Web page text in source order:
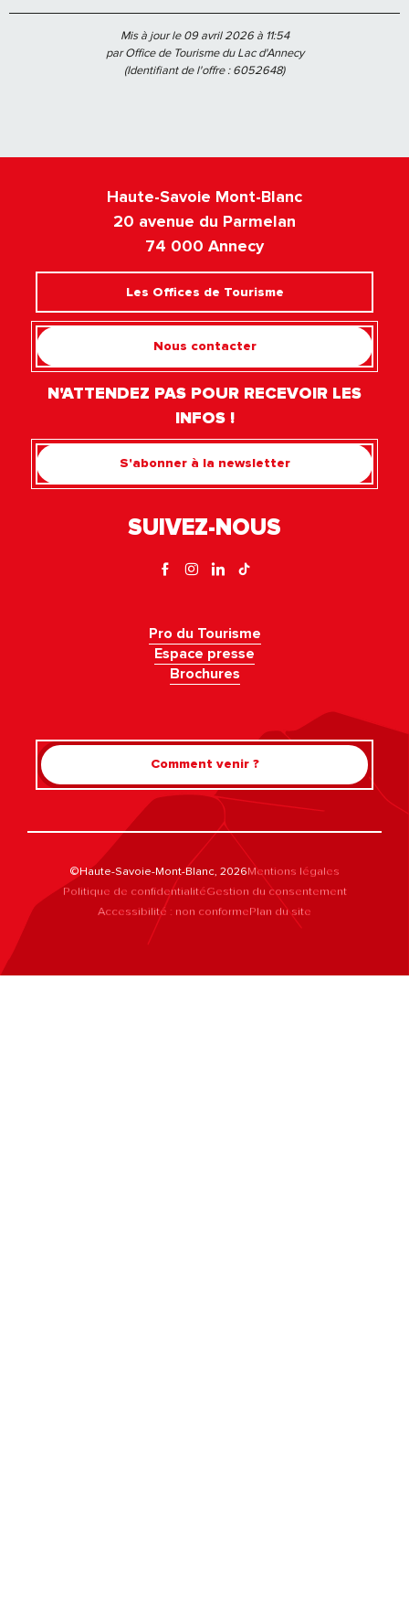
Mis à jour le 09 avril 2026 à 11:54
par Office de Tourisme du Lac d'Annecy
(Identifiant de l'offre :6052648)
Haute-Savoie Mont-Blanc
20 avenue du Parmelan
74 000 Annecy
Les Offices de Tourisme
Nous contacter
N'ATTENDEZ PAS POUR RECEVOIR LES
INFOS !
S'abonner à la newsletter
SUIVEZ-NOUS
Pro du Tourisme
Espace presse
Brochures
Comment venir ?
©Haute-Savoie-Mont-Blanc, 2026Mentions légales
Politique de confidentialitéGestion du consentement
Accessibilité : non conformePlan du site